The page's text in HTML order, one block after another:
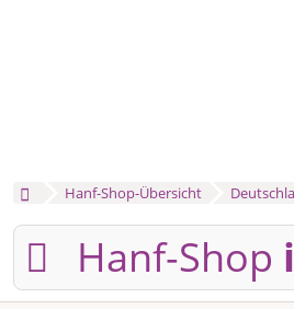
Hanf-Shop-Übersicht
Hanf-Shop